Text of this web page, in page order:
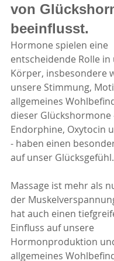
von
beeinflusst.
Hormone spielen eine
entscheidende Rolle in
Körper, insbesondere
unsere Stimmung,
allgemeines
dieser Glückshormone
Endorphine, Oxytocin
- haben einen
auf unser Glücksgefühl.
Massage ist mehr als
der
hat auch einen
Einfluss auf unsere
Hormonproduktion
allgemeines